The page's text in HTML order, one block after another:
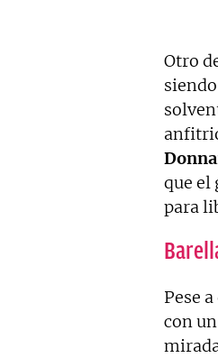
Otro
siendo
que el
para
Pese
con